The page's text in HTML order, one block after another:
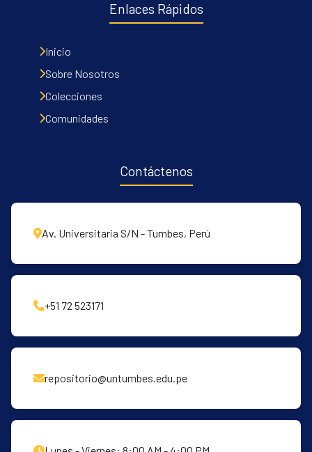
Enlaces Rápidos
Inicio
Sobre Nosotros
Colecciones
Comunidades
Contáctenos
Av. Universitaria S/N - Tumbes, Perú
+51 72 523171
repositorio@untumbes.edu.pe